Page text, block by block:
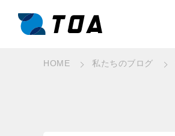
HOME 私たちのブログ